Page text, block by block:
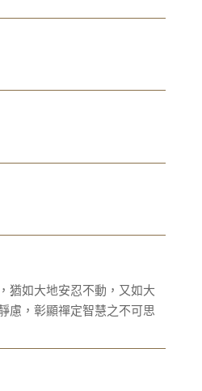
猶如大地安忍不動，又如大
慮，彰顯禪定智慧之不可思